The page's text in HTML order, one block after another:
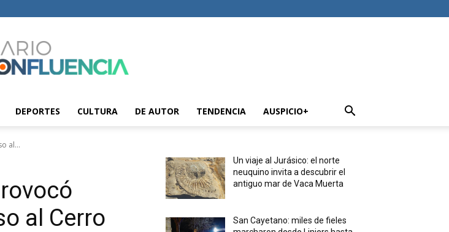
Diario
Confluencia
DEPORTES CULTURA DE AUTOR TENDENCIA AUSPICIO+
al...
al Cerro
Un viaje al Jurásico: el norte
neuquino invita a descubrir el
antiguo mar de Vaca Muerta
San Cayetano: miles de fieles